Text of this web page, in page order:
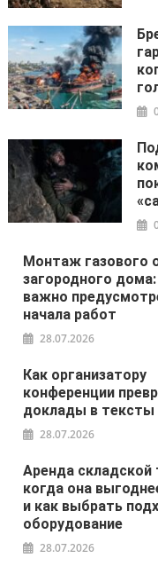
Монтаж газового
загородного
важно
начала работ
28.07.2026
Как организатору
конференции
доклады в тексты
28.07.2026
Аренда складской
когда она
и как выбрать
оборудование
28.07.2026